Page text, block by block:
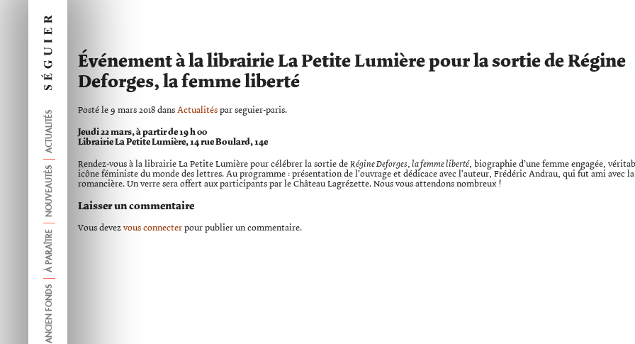
ACTUALITÉS
NOUVEAUTÉS
À PARAÎTRE
ANCIEN FONDS
Événement à la librairie La Petite Lumière pour la sortie de Régine
Deforges, la femme liberté
Posté le 9 mars 2018 dans Actualités par seguier-paris.
Jeudi 22 mars, à partir de 19 h 00
Librairie La Petite Lumière, 14 rue Boulard, 14e
Rendez-vous à la librairie La Petite Lumière pour célébrer la sortie de Régine Deforges, la femme liberté, biographie d’une femme engagée,
icône féministe du monde des lettres. Au programme : présentation de l’ouvrage et dédicace avec l’auteur, Frédéric Andrau, qui fut ami avec la
romancière. Un verre sera offert aux participants par le Château Lagrézette. Nous vous attendons nombreux !
Laisser un commentaire
Vous devez vous connecter pour publier un commentaire.